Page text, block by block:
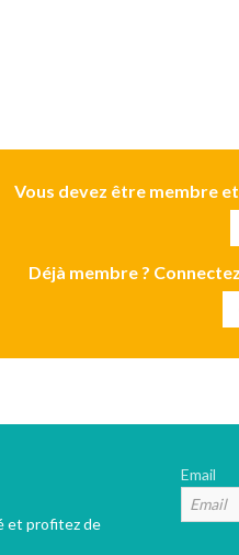
Vous devez être membre
Déjà membre ?
et profitez de
Email